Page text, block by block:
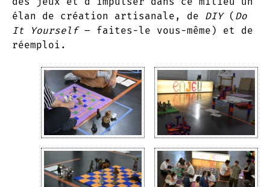
élan de création artisanale, de DIY( Do
It Yourself– faites-le vous-même) et de
réemploi.